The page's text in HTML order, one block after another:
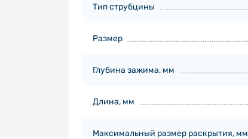
Тип струбцины
Размер
Глубина зажима, мм
Длина, мм
Максимальный размер раскрытия, мм